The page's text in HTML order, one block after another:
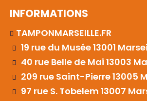
INFORMATIONS
TAMPONMARSEILLE.FR
19 rue du Musée 13001
40 rue Belle de Mai 13003
209 rue Saint-Pierre 13005
97 rue S. Tobelem 13007